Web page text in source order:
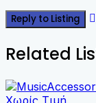
Reply to Listing
Related
Χωρίς Τιμή